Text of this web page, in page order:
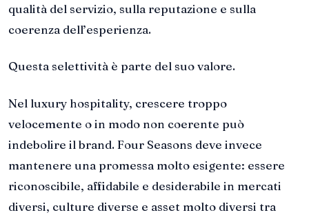
qualità del servizio, sulla reputazione e sulla
coerenza dell’esperienza.
Questa selettività è parte del suo valore.
Nel luxury hospitality, crescere troppo
velocemente o in modo non coerente può
indebolire il brand. Four Seasons deve invece
mantenere una promessa molto esigente: essere
riconoscibile, affidabile e desiderabile in mercati
diversi, culture diverse e asset molto diversi tra